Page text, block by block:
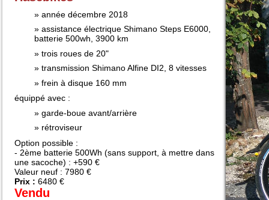
année décembre 2018
assistance électrique Shimano Steps E6000,
batterie 500wh, 3900 km
trois roues de 20"
transmission Shimano Alfine DI2, 8 vitesses
frein à disque 160 mm
équippé avec :
garde-boue avant/arrière
rétroviseur
Option possible :
- 2ème batterie 500Wh (sans support, à mettre dans
une sacoche) : +590 €
Valeur neuf : 7980 €
Prix : 6480 €
Vendu